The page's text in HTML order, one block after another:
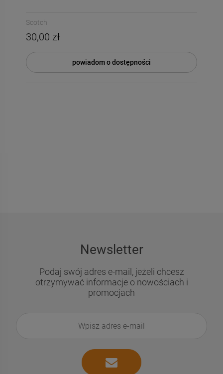
Scotch
30,00 zł
powiadom o dostępności
Newsletter
Podaj swój adres e-mail, jeżeli chcesz
otrzymywać informacje o nowościach i
promocjach